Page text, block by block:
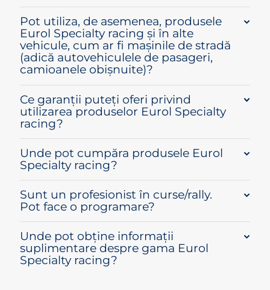
Pot utiliza, de asemenea, produsele
Eurol Specialty racing și în alte
vehicule, cum ar fi mașinile de stradă
(adică autovehiculele de pasageri,
camioanele obișnuite)?
Ce garanții puteți oferi privind
utilizarea produselor Eurol Specialty
racing?
Unde pot cumpăra produsele Eurol
Specialty racing?
Sunt un profesionist în curse/rally.
Pot face o programare?
Unde pot obține informații
suplimentare despre gama Eurol
Specialty racing?